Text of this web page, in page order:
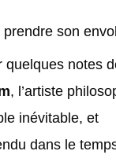
son
quelques notes
, l’artiste
inévitable, et
dans le